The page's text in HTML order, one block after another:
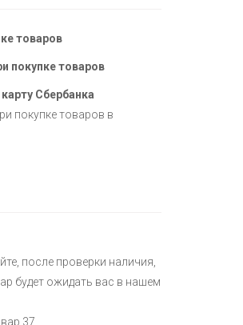
товаров
покупке товаров
Сбербанка
покупке товаров в
после проверки наличия,
будет ожидать вас в нашем
37